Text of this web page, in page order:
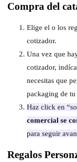
Compra del
Elige el o los
cotizador.
Una vez que
cotizador,
necesitas que
packaging de tu
Haz click en
comercial se
para seguir
Regalos